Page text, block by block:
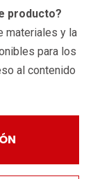
producto?
materiales y la
para los
al contenido